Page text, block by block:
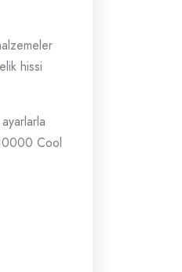
hissi
Cool